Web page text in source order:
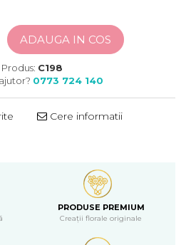
ADAUGA IN COS
C198
0773 724 140
Cere informatii
PRODUSE PREMIUM
Creații florale originale